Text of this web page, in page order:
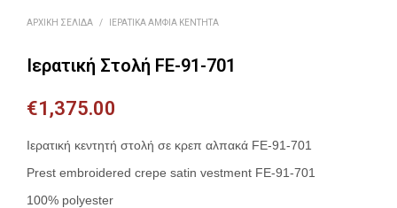
ΑΡΧΙΚΉ ΣΕΛΊΔΑ / ΙΕΡΑΤΙΚΆ ΆΜΦΙΑ ΚΕΝΤΗΤΆ
Ιερατική Στολή FE-91-701
€1,375.00
Ιερατική κεντητή στολή σε κρεπ αλπακά FE-91-701
Prest embroidered crepe satin vestment FE-91-701
100% polyester